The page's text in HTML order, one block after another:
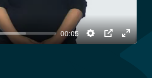
00:05
Settings
PIP
Enter